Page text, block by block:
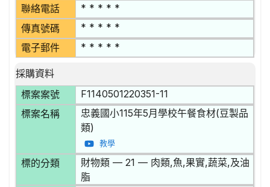
聯絡電話 * * * * *
傳真號碼 * * * * *
電子郵件 * * * * *
採購資料
標案案號
F1140501220351-11
標案名稱
忠義國小115年5月學校午餐食材(豆製品
類)
教學
標的分類
財物類 — 21 — 肉類,魚,果實,蔬菜,及油
脂